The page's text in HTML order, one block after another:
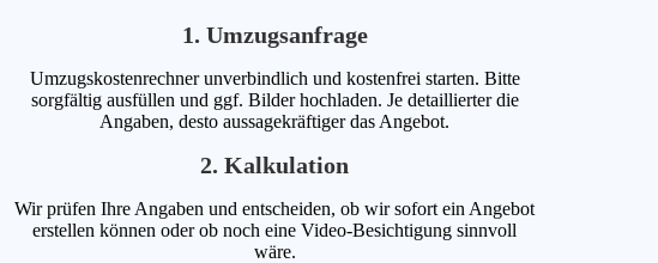
1. Umzugsanfrage
Umzugskostenrechner unverbindlich und kostenfrei starten. Bitte
sorgfältig ausfüllen und ggf. Bilder hochladen. Je detaillierter die
Angaben, desto aussagekräftiger das Angebot.
2. Kalkulation
Wir prüfen Ihre Angaben und entscheiden, ob wir sofort ein Angebot
erstellen können oder ob noch eine Video-Besichtigung sinnvoll
wäre.